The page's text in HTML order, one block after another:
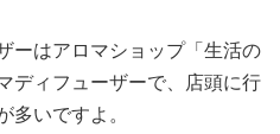
ーはアロマショップ「生活の
ディフューザーで、店頭に行
多いですよ。